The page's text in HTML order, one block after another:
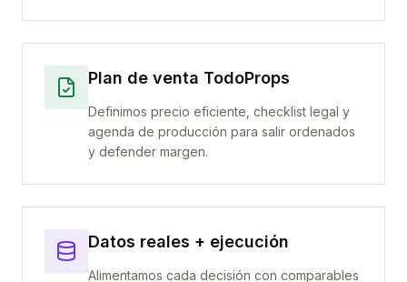
Plan de venta TodoProps
Definimos precio eficiente, checklist legal y
agenda de producción para salir ordenados
y defender margen.
Datos reales + ejecución
Alimentamos cada decisión con comparables